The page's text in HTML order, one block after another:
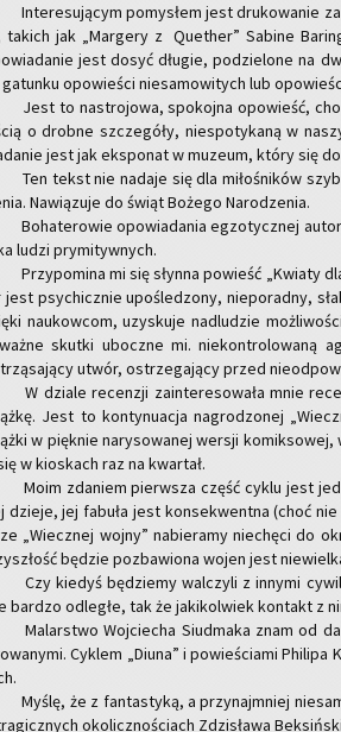
In­te­re­su­ją­cym po­my­słem jest dru­ko­wa­nie
ta­kich jak „Mar­ge­ry z Qu­ether” Sa­bi­ne
jest dosyć dłu­gie, po­dzie­lo­ne na
opo­wie­ści nie­sa­mo­wi­tych lub
Jest to na­stro­jo­wa, spo­koj­na opo­wieść,
o drob­ne szcze­gó­ły, nie­spo­ty­ka­ną w
jest jak eks­po­nat w mu­zeum, który się
Ten tekst nie na­da­je się dla mi­ło­śni­ków
Na­wią­zu­je do świąt Bo­że­go Na­ro­dze­nia.
Bo­ha­te­ro­wie opo­wia­da­nia eg­zo­tycz­nej
ludzi pry­mi­tyw­nych.
Przy­po­mi­na mi się słyn­na po­wieść „Kwia­ty
psy­chicz­nie upo­śle­dzo­ny, nie­po­rad­ny,
na­ukow­com, uzy­sku­je nad­lu­dzie
skut­ki ubocz­ne mi. nie­kon­tro­lo­wa­ną
utwór, ostrze­ga­ją­cy przed
W dzia­le re­cen­zji za­in­te­re­so­wa­ła mnie
Jest to kon­ty­nu­acja na­gro­dzo­nej
w pięk­nie na­ry­so­wa­nej wer­sji
w kio­skach raz na kwar­tał.
Moim zda­niem pierw­sza część cyklu jest
dzie­je, jej fa­bu­ła jest kon­se­kwent­na (choć
„Wiecz­nej wojny” na­bie­ra­my nie­chę­ci do
bę­dzie po­zba­wio­na wojen jest
Czy kie­dyś bę­dzie­my wal­czy­li z in­ny­mi
bar­dzo od­le­głe, tak że ja­ki­kol­wiek kon­takt z
Ma­lar­stwo Woj­cie­cha Siud­ma­ka znam od
Cy­klem „Diuna” i po­wie­ścia­mi
Myślę, że z fan­ta­sty­ką, a przy­naj­mniej
oko­licz­no­ściach Zdzi­sła­wa